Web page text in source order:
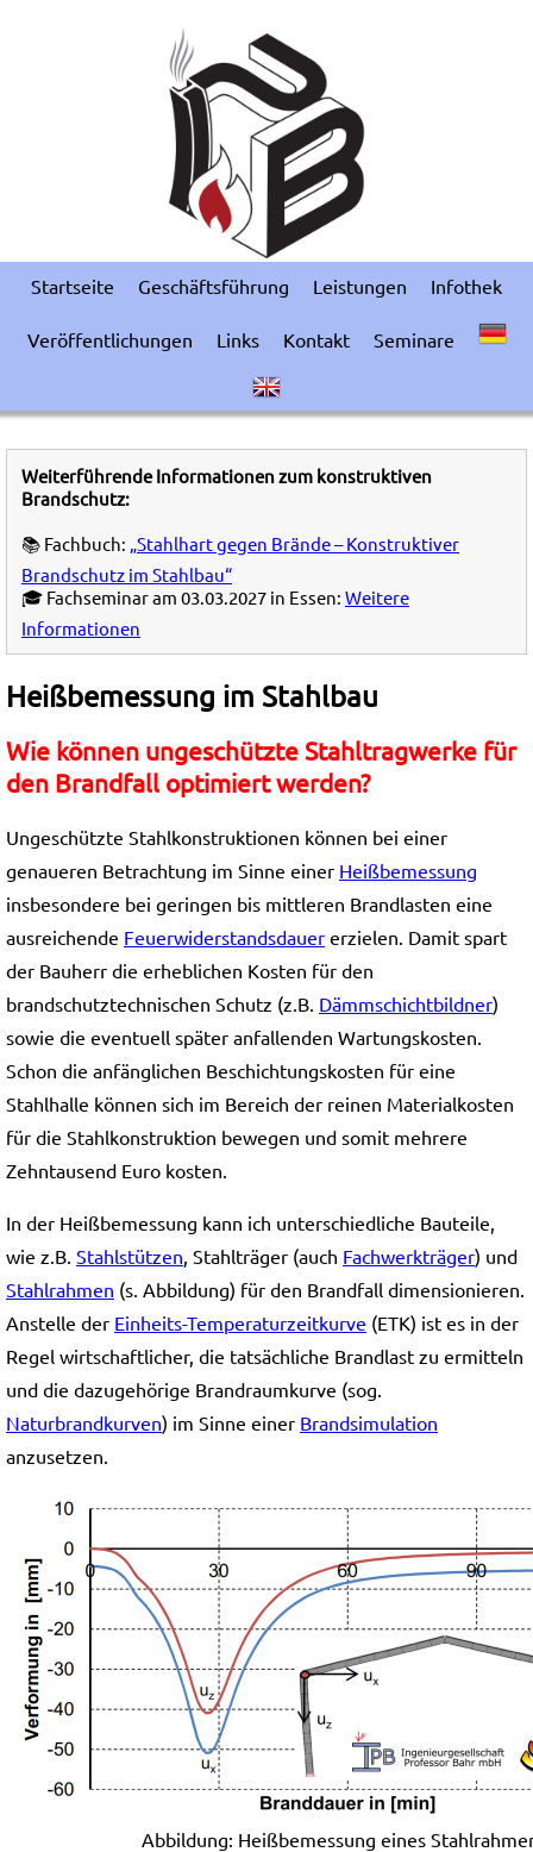
Startseite Geschäftsführung Leistungen Infothek
Veröffentlichungen Links Kontakt Seminare
Weiterführende Informationen zum konstruktiven
Brandschutz:
📚 Fachbuch: „Stahlhart gegen Brände – Konstruktiver
Brandschutz im Stahlbau“
🎓 Fachseminar am 03.03.2027 in Essen: Weitere
Informationen
Heißbemessung im Stahlbau
Wie können ungeschützte Stahltragwerke für
den Brandfall optimiert werden?
Ungeschützte Stahlkonstruktionen können bei einer
genaueren Betrachtung im Sinne einer Heißbemessung
insbesondere bei geringen bis mittleren Brandlasten eine
ausreichende Feuerwiderstandsdauer erzielen. Damit spart
der Bauherr die erheblichen Kosten für den
brandschutztechnischen Schutz (z.B. Dämmschichtbildner)
sowie die eventuell später anfallenden Wartungskosten.
Schon die anfänglichen Beschichtungskosten für eine
Stahlhalle können sich im Bereich der reinen Materialkosten
für die Stahlkonstruktion bewegen und somit mehrere
Zehntausend Euro kosten.
In der Heißbemessung kann ich unterschiedliche Bauteile,
wie z.B. Stahlstützen , Stahlträger (auch Fachwerkträger) und
Stahlrahmen (s. Abbildung) für den Brandfall dimensionieren.
Anstelle der Einheits-Temperaturzeitkurve (ETK) ist es in der
Regel wirtschaftlicher, die tatsächliche Brandlast zu ermitteln
und die dazugehörige Brandraumkurve (sog.
Naturbrandkurven) im Sinne einer Brandsimulation
anzusetzen.
Abbildung: Heißbemessung eines